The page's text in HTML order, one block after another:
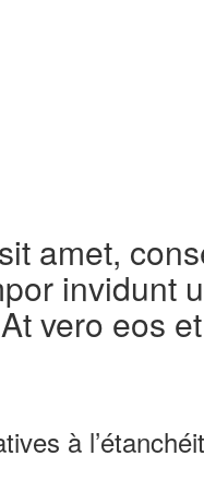
amet,
invidunt
vero eos
à